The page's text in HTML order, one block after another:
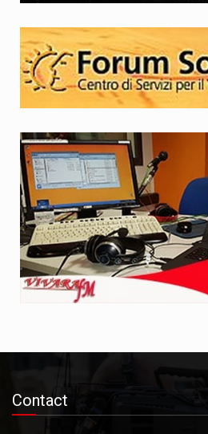
Contact